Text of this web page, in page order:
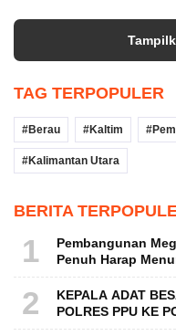
TAG TERPOPULER
Berau Kaltim
Kalimantan Utara
BERITA
1
Pembangunan
Penuh Harap
2
KEPALA ADAT
POLRES PPU KE